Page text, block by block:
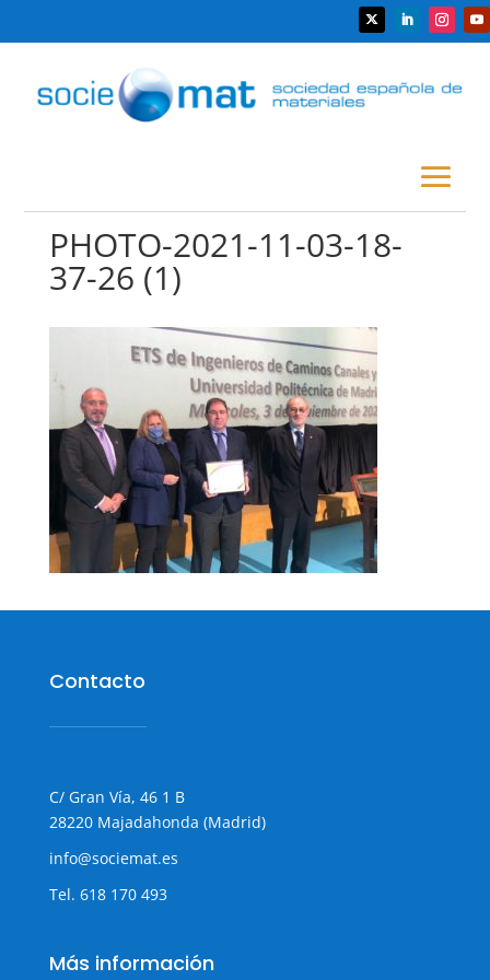
PHOTO-2021-11-03-18-
37-26 (1)
Contacto
C/ Gran Vía, 46 1 B
28220 Majadahonda (Madrid)
info@sociemat.es
Tel. 618 170 493
Más información